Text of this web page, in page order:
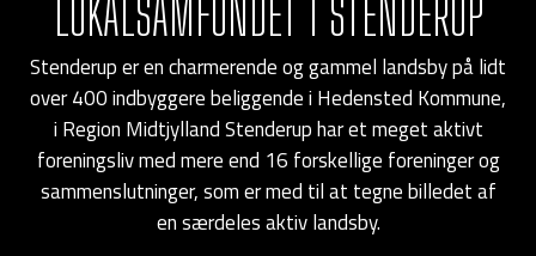
LOKALSAMFUNDET I STENDERUP
Stenderup er en charmerende og gammel landsby på lidt
over 400 indbyggere beliggende i Hedensted Kommune,
i Region Midtjylland Stenderup har et meget aktivt
foreningsliv med mere end 16 forskellige foreninger og
sammenslutninger, som er med til at tegne billedet af
en særdeles aktiv landsby.